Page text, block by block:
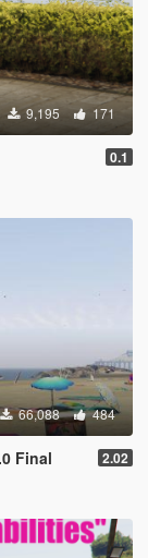
9,195 171
0.1
66,088 484
Final 2.02